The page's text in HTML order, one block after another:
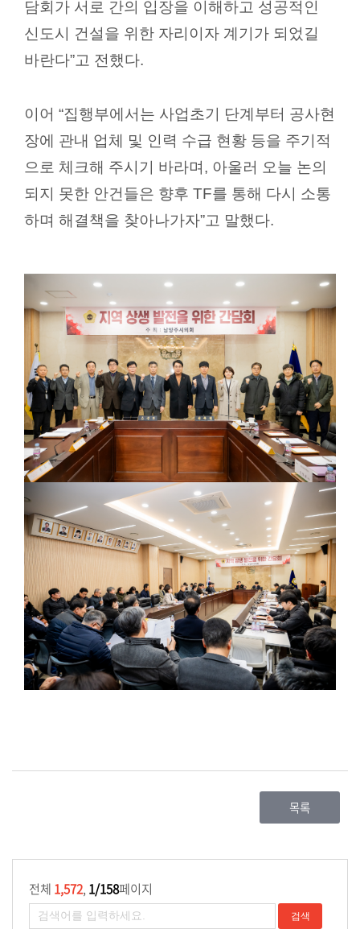
담회가 서로 간의 입장을 이해하고 성공적인
신도시 건설을 위한 자리이자 계기가 되었길
바란다”고 전했다.
이어 “집행부에서는 사업초기 단계부터 공사현
장에 관내 업체 및 인력 수급 현황 등을 주기적
으로 체크해 주시기 바라며 , 아울러 오늘 논의
되지 못한 안건들은 향후 TF를 통해 다시 소통
하며 해결책을 찾아나가자”고 말했다.
목록
전체 1,572, 1/158페이지